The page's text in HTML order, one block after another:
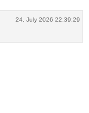
24. July 2026 22:39:29